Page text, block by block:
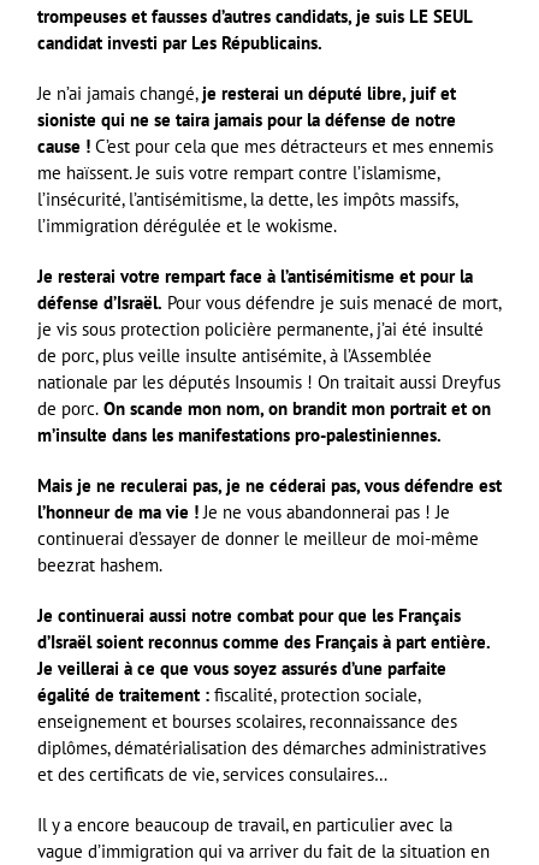
trompeuses et fausses d’autres candidats, je suis LE SEUL
candidat investi par Les Républicains.
Je n’ai jamais changé,je resterai un député libre, juif et
sioniste qui ne se taira jamais pour la défense de notre
cause ! C’est pour cela que mes détracteurs et mes ennemis
me haïssent. Je suis votre rempart contre l’islamisme,
l’insécurité, l’antisémitisme, la dette, les impôts massifs,
l’immigration dérégulée et le wokisme.
Je resterai votre rempart face à l’antisémitisme et pour la
défense d’Israël. Pour vous défendre je suis menacé de mort,
je vis sous protection policière permanente, j’ai été insulté
de porc, plus veille insulte antisémite, à l’Assemblée
nationale par les députés Insoumis ! On traitait aussi Dreyfus
de porc. On scande mon nom, on brandit mon portrait et on
m’insulte dans les manifestations pro-palestiniennes.
Mais je ne reculerai pas, je ne céderai pas, vous défendre est
l’honneur de ma vie !Je ne vous abandonnerai pas ! Je
continuerai d’essayer de donner le meilleur de moi-même
beezrat hashem.
Je continuerai aussi notre combat pour que les Français
d’Israël soient reconnus comme des Français à part entière.
Je veillerai à ce que vous soyez assurés d’une parfaite
égalité de traitement : fiscalité, protection sociale,
enseignement et bourses scolaires, reconnaissance des
diplômes, dématérialisation des démarches administratives
et des certificats de vie, services consulaires…
Il y a encore beaucoup de travail, en particulier avec la
vague d’immigration qui va arriver du fait de la situation en